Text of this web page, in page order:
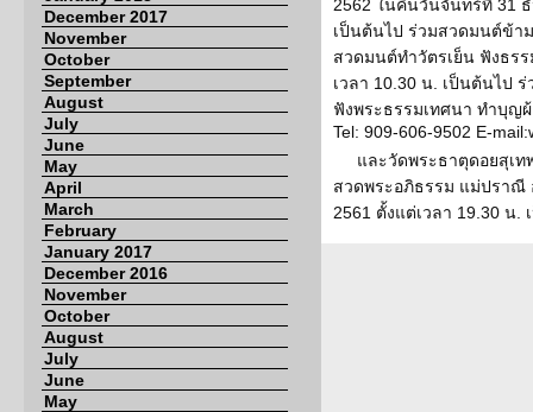
December 2017
November
October
September
August
July
June
May
April
March
February
January 2017
December 2016
November
October
August
July
June
May
2562 ในคืนวันจันทร์ที่ 31
เป็นต้นไป ร่วมสวดมนต์ข้า
สวดมนต์ทำวัตรเย็น ฟังธร
เวลา 10.30 น. เป็นต้นไป
ฟังพระธรรมเทศนา ทำบุญ
Tel: 909-606-9502 E-
และวัดพระธาตุดอยสุเ
สวดพระอภิธรรม แม่ปราณี
2561 ตั้งแต่เวลา 19.30 น.